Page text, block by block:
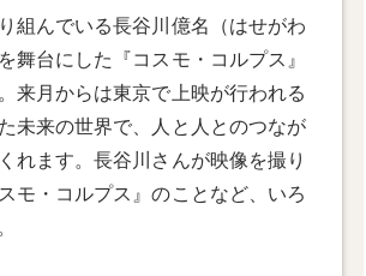
組んでいる長谷川億名（はせがわ
舞台にした『コスモ・コルプス』
来月からは東京で上映が行われる
未来の世界で、人と人とのつなが
れます。長谷川さんが映像を撮り
モ・コルプス』のことなど、いろ